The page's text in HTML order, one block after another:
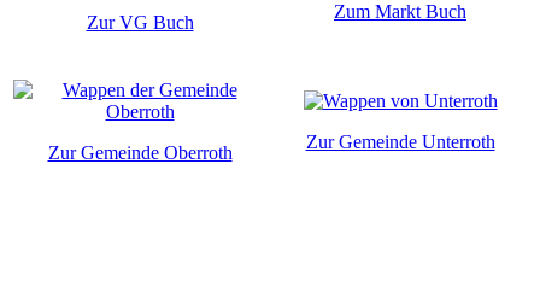
Zur VG Buch
Zum Markt Buch
Zur Gemeinde Oberroth
Zur Gemeinde Unterroth